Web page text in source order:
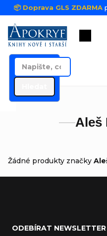
Přejít na obsah
📦 Doprava GLS ZDARMA
Aleš
Žádné produkty značky
ODEBÍRAT NEWSLETTER